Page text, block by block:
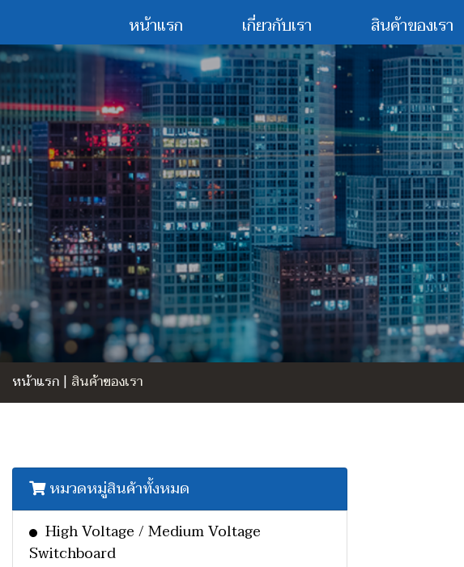
หน้าแรก เกี่ยวกับเรา สินค้าของเรา
หน้าแรก | สินค้าของเรา
หมวดหมู่สินค้าทั้งหมด
High Voltage / Medium Voltage
Switchboard